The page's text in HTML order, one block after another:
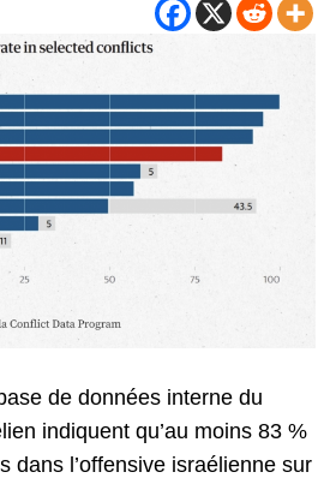
de données interne du
indiquent qu’au moins 83 %
dans l’offensive israélienne sur